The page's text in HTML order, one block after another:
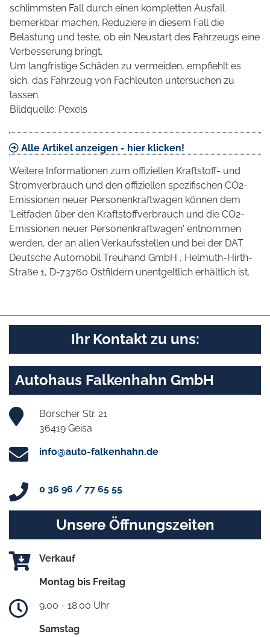
schlimmsten Fall durch einen kompletten Ausfall
bemerkbar machen. Reduziere in diesem Fall die
Belastung und teste, ob ein Neustart des Fahrzeugs eine
Verbesserung bringt.
Um langfristige Schäden zu vermeiden, empfiehlt es
sich, das Fahrzeug von Fachleuten untersuchen zu
lassen.
Bildquelle: Pexels
Alle Artikel anzeigen - hier klicken!
Weitere Informationen zum offiziellen Kraftstoff- und
Stromverbrauch und den offiziellen spezifischen CO2-
Emissionen neuer Personenkraftwagen können dem
'Leitfaden über den Kraftstoffverbrauch und die CO2-
Emissionen neuer Personenkraftwagen' entnommen
werden, der an allen Verkaufsstellen und bei der DAT
Deutsche Automobil Treuhand GmbH , Helmuth-Hirth-
Straße 1, D-73760 Ostfildern unentgeltlich erhältlich ist.
Ihr Kontakt zu uns:
Autohaus Falkenhahn GmbH
Borscher Str. 21
36419 Geisa
info@auto-falkenhahn.de
0 36 96 / 77 65 55
Unsere Öffnungszeiten
Verkauf
Montag bis Freitag
9.00 - 18.00 Uhr
Samstag